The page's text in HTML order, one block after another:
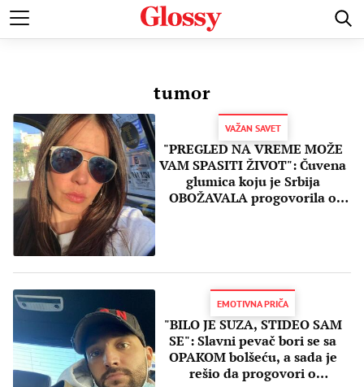
POZNATI MODA I LEPOTA ZDRAVI I SREĆNI LJUBAV
tumor
VAŽAN SAVET
"PREGLED NA VREME MOŽE
VAM SPASITI ŽIVOT": Čuvena
glumica koju je Srbija
OBOŽAVALA progovorila o
EMOTIVNA PRIČA
"BILO JE SUZA, STIDEO SAM
SE": Slavni pevač bori se sa
OPAKOM bolšeću, a sada je
rešio da progovori o